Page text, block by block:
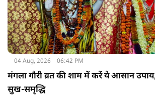
04 Aug, 2026 06:42 PM
मंगला गौरी व्रत की शाम में करें ये आसान
सुख-समृद्धि